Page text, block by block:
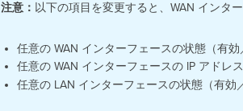
注意： 以下の項目を変更すると、WAN インタ
任意の WAN インターフェースの状態（有
任意の WAN インターフェースの IP アドレ
任意の LAN インターフェースの状態（有効